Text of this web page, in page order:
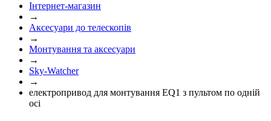
Інтернет-магазин
→
Аксесуари до телескопів
→
Монтування та аксесуари
→
Sky-Watcher
→
електропривод для монтування EQ1 з пультом по одній
осі